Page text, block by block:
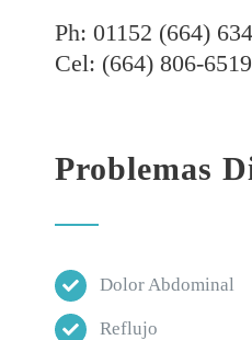
Ph: 01152 (664)
Cel: (664) 806-6519
Problemas
Dolor Abdominal
Reflujo